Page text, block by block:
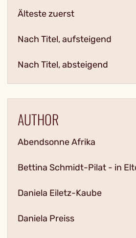
Älteste zuerst
Nach Titel, aufsteigend
Nach Titel, absteigend
AUTHOR
Abendsonne Afrika
Bettina Schmidt-Pilat - in
Daniela Eiletz-Kaube
Daniela Preiss